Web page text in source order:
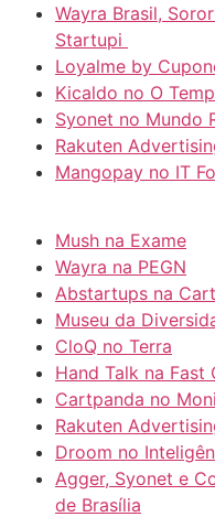
Wayra Brasil,
Startupi
Loyalme by
Kicaldo no O
Syonet no Mundo
Rakuten
Mangopay no IT
Mush na Exame
Wayra na PEGN
Abstartups na
Museu da
CloQ no Terra
Hand Talk na Fast
Cartpanda no
Rakuten
Droom no
Agger, Syonet e
de Brasília